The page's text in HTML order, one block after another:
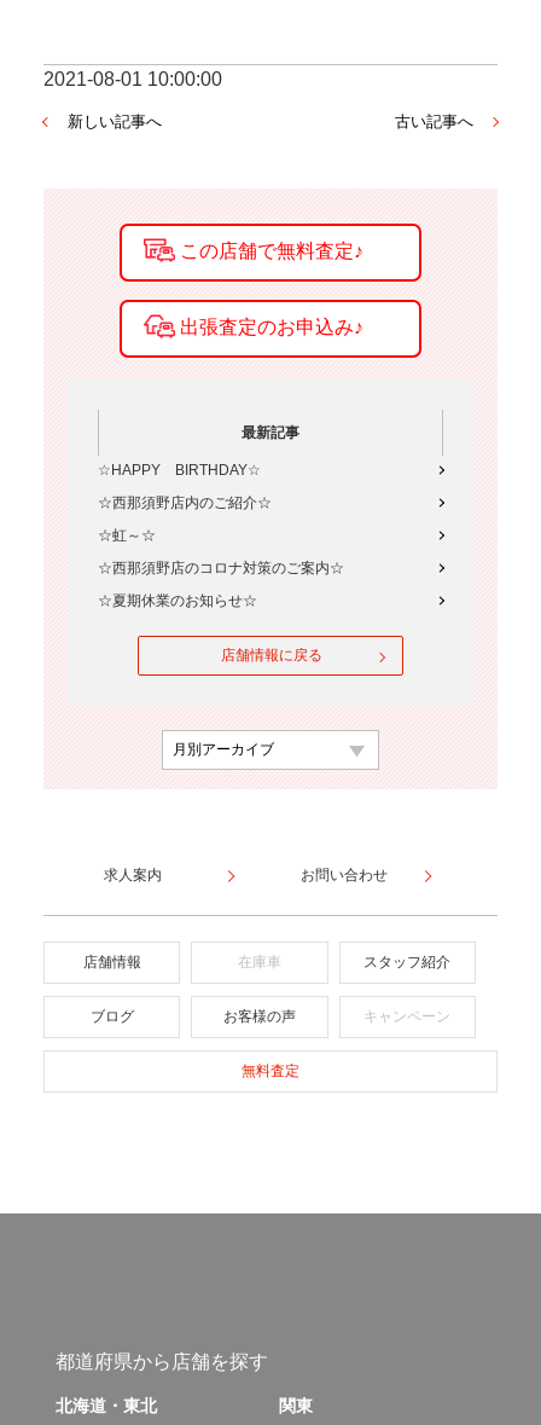
2021-08-01 10:00:00
新しい記事へ 古い記事へ
最新記事
☆HAPPY BIRTHDAY☆
☆西那須野店内のご紹介☆
☆虹～☆
☆西那須野店のコロナ対策のご案内☆
☆夏期休業のお知らせ☆
店舗情報に戻る
求人案内 お問い合わせ
店舗情報 在庫車 スタッフ紹介
ブログ お客様の声 キャンペーン
無料査定
都道府県から店舗を探す
北海道・東北 関東